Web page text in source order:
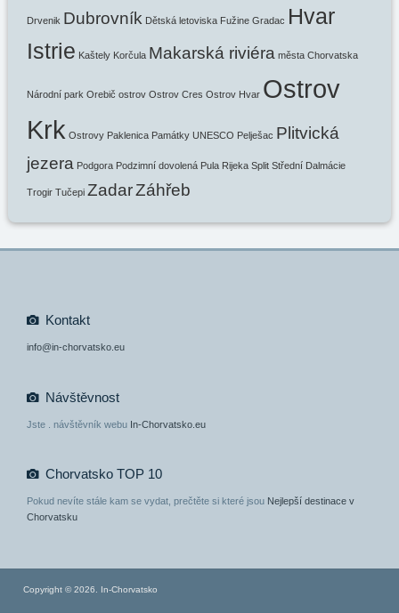
Drvenik Dubrovník Dětská letoviska Fužine Gradac Hvar
Istrie Kaštely Korčula Makarská riviéra města Chorvatska
Národní park Orebič ostrov Ostrov Cres Ostrov Hvar Ostrov
Krk Ostrovy Paklenica Památky UNESCO Pelješac Plitvická
jezera Podgora Podzimní dovolená Pula Rijeka Split Střední Dalmácie
Trogir Tučepi ZadarZáhřeb
Kontakt
info@in-chorvatsko.eu
Návštěvnost
Jste . návštěvník webu In-Chorvatsko.eu
Chorvatsko TOP 10
Pokud nevíte stále kam se vydat, prečtěte si které jsou Nejlepší destinace v
Chorvatsku
Copyright © 2026. In-Chorvatsko